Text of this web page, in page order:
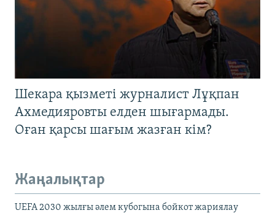
Шекара қызметі журналист Лұқпан
Ахмедияровты елден шығармады.
Оған қарсы шағым жазған кім?
Жаңалықтар
UEFA 2030 жылғы әлем кубогына бойкот жариялау